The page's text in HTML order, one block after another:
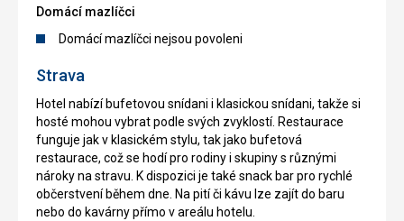
Domácí mazlíčci
Domácí mazlíčci nejsou povoleni
Strava
Hotel nabízí bufetovou snídani i klasickou snídani, takže si
hosté mohou vybrat podle svých zvyklostí. Restaurace
funguje jak v klasickém stylu, tak jako bufetová
restaurace, což se hodí pro rodiny i skupiny s různými
nároky na stravu. K dispozici je také snack bar pro rychlé
občerstvení během dne. Na pití či kávu lze zajít do baru
nebo do kavárny přímo v areálu hotelu.